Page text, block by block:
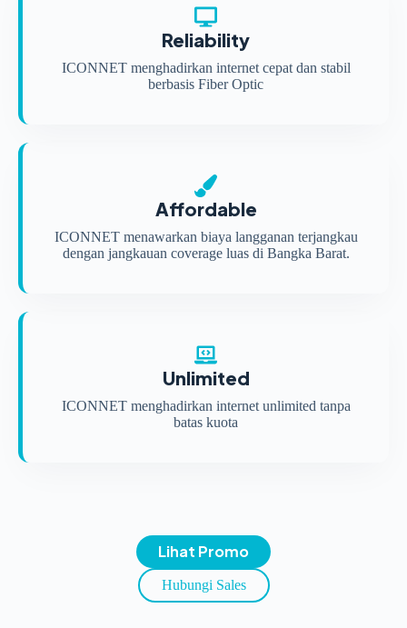
Reliability
ICONNET menghadirkan internet cepat dan stabil
berbasis Fiber Optic
Affordable
ICONNET menawarkan biaya langganan terjangkau
dengan jangkauan coverage luas di Bangka Barat.
Unlimited
ICONNET menghadirkan internet unlimited tanpa
batas kuota
Lihat Promo
Hubungi Sales